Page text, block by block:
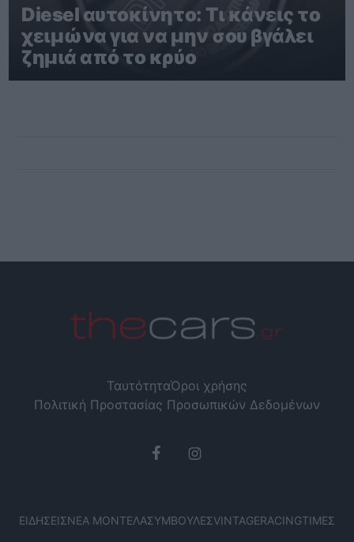
Diesel αυτοκίνητο: Τι κάνεις το
χειμώνα για να μην σου βγάλει
ζημιά από το κρύο
ΤαυτότηταΌροι χρήσης
Πολιτική Προστασίας Προσωπικών Δεδομένων
ΕΙΔΉΣΕΙΣΝΈΑ ΜΟΝΤΈΛΑΣΥΜΒΟΥΛΈΣVINTAGERACINGΤΙΜΈΣ